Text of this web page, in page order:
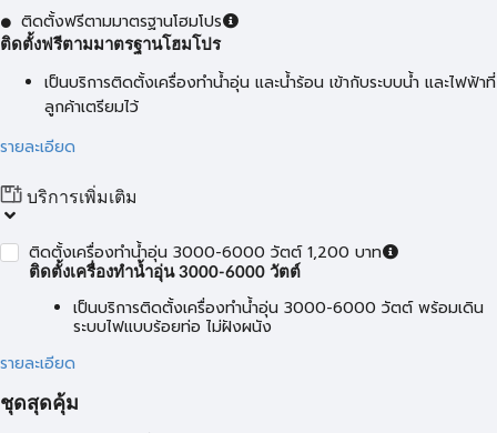
ติดตั้งฟรีตามมาตรฐานโฮมโปร
ติดตั้งฟรีตามมาตรฐานโฮมโปร
เป็นบริการติดตั้งเครื่องทำน้ำอุ่น และน้ำร้อน เข้ากับระบบน้ำ และไฟฟ้าที่
ลูกค้าเตรียมไว้
รายละเอียด
บริการเพิ่มเติม
ติดตั้งเครื่องทำน้ำอุ่น 3000-6000 วัตต์ 1,200 บาท
ติดตั้งเครื่องทำน้ำอุ่น 3000-6000 วัตต์
เป็นบริการติดตั้งเครื่องทำน้ำอุ่น 3000-6000 วัตต์ พร้อมเดิน
ระบบไฟแบบร้อยท่อ ไม่ฝังผนัง
รายละเอียด
ชุดสุดคุ้ม